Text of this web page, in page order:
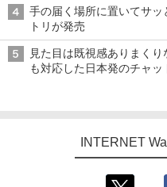
手の届く場所に置いてサ
トリが発売
見た目は既視感ありまく
も対応した日本発のチャッ
INTERNET